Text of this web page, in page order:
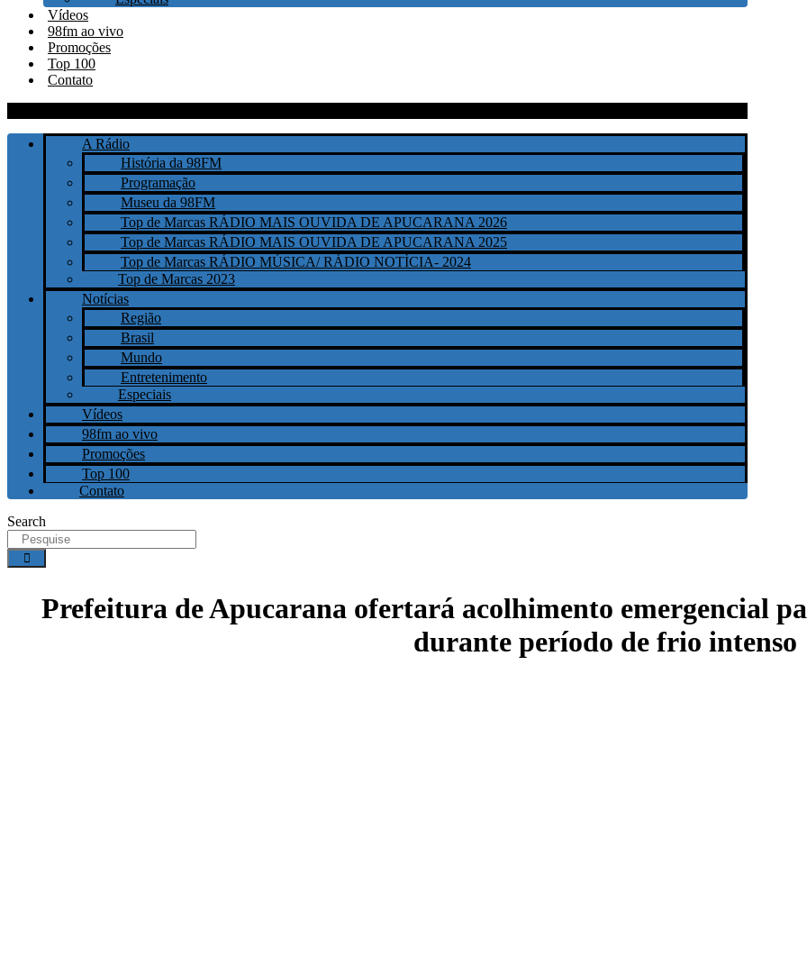
Vídeos
98fm ao vivo
Promoções
Top 100
Contato
A Rádio
História da 98FM
Programação
Museu da 98FM
Top de Marcas RÁDIO MAIS OUVIDA DE APUCARANA 2026
Top de Marcas RÁDIO MAIS OUVIDA DE APUCARANA 2025
Top de Marcas RÁDIO MÚSICA/ RÁDIO NOTÍCIA- 2024
Top de Marcas 2023
Notícias
Região
Brasil
Mundo
Entretenimento
Especiais
Vídeos
98fm ao vivo
Promoções
Top 100
Contato
Search
Prefeitura de Apucarana ofertará acolhimento emergencial
durante período de frio intenso